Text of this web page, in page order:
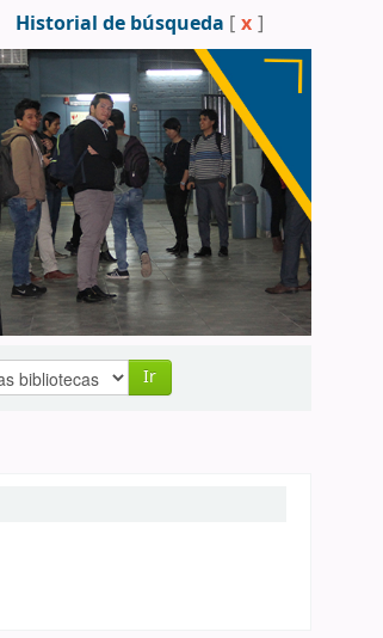
Historial de búsqueda [ x ]
Ir